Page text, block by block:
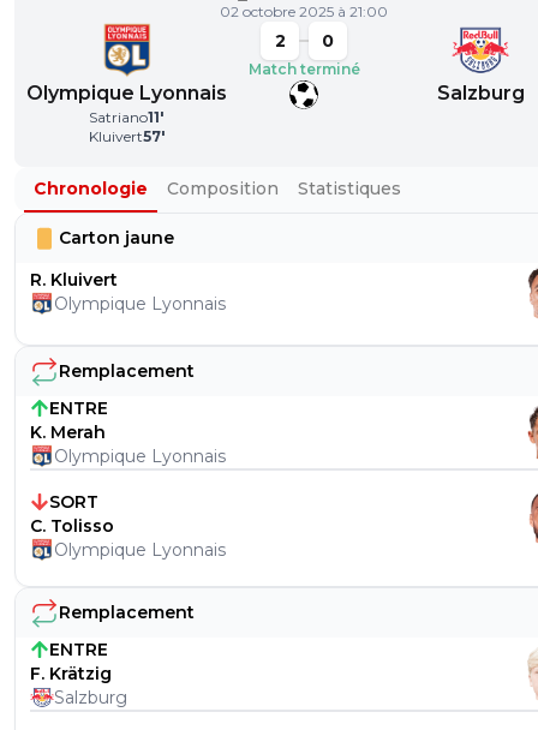
02 octobre 2025 à 21:00
Olympique Lyonnais
Satriano11'
Kluivert57'
2 0
Match terminé
Salzburg
Chronologie Composition Statistiques
Carton jaune
R. Kluivert
Olympique Lyonnais
Remplacement
ENTRE
K. Merah
Olympique Lyonnais
SORT
C. Tolisso
Olympique Lyonnais
Remplacement
ENTRE
F. Krätzig
Salzburg